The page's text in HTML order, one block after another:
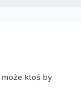
ktoś by